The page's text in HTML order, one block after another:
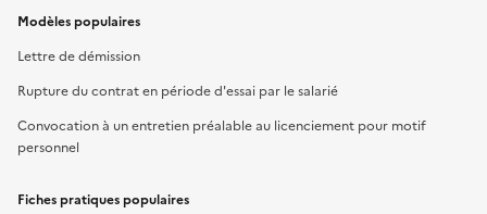
Modèles populaires
Lettre de démission
Rupture du contrat en période d'essai par le salarié
Convocation à un entretien préalable au licenciement pour motif
personnel
Fiches pratiques populaires